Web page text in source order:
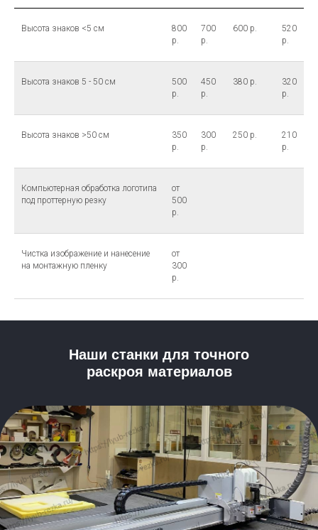
Высота знаков <5 см
800
р.
700
р.
600 р.
520
р.
Высота знаков 5 - 50 см
500
р.
450
р.
380 р.
320
р.
Высота знаков >50 см
350
р.
300
р.
250 р.
210
р.
Компьютерная обработка логотипа
под проттерную резку
от
500
р.
Чистка изображение и нанесение
на монтажную пленку
от
300
р.
Наши станки для точного
раскроя материалов